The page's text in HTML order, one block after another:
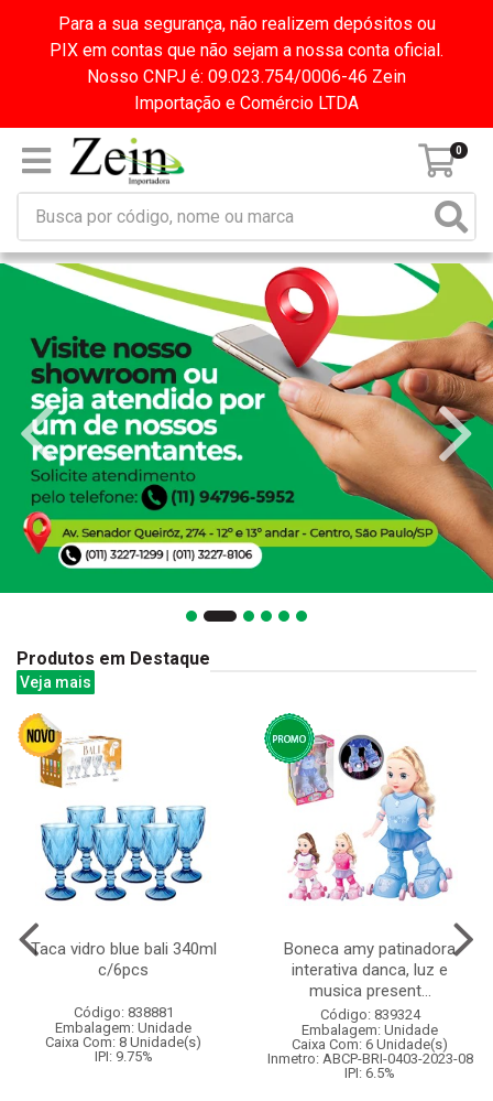
Para a sua segurança, não realizem depósitos ou
PIX em contas que não sejam a nossa conta oficial.
Nosso CNPJ é: 09.023.754/0006-46 Zein
Importação e Comércio LTDA
0
Produtos em Destaque
Veja mais
Taca vidro blue bali 340ml
c/6pcs
Código: 838881
Embalagem: Unidade
Caixa Com: 8 Unidade(s)
IPI: 9.75%
Boneca amy patinadora
interativa danca, luz e
musica present...
Código: 839324
Embalagem: Unidade
Caixa Com: 6 Unidade(s)
Inmetro: ABCP-BRI-0403-2023-08
IPI: 6.5%